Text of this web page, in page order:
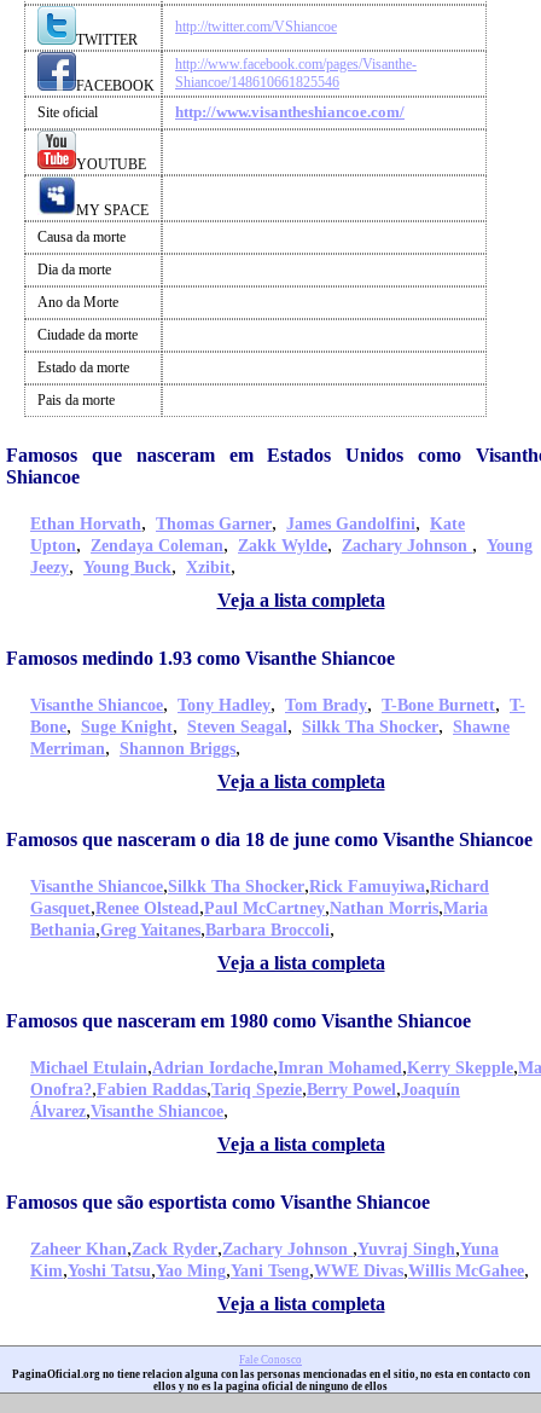
TWITTER
http://twitter.com/VShiancoe
FACEBOOK
http://www.facebook.com/pages/Visanthe-
Shiancoe/148610661825546
Site oficial
http://www.visantheshiancoe.com/
YOUTUBE
MY SPACE
Causa da morte
Dia da morte
Ano da Morte
Ciudade da morte
Estado da morte
Pais da morte
Famosos que nasceram em Estados Unidos como
Shiancoe
Ethan Horvath, Thomas Garner, James Gandolfini, Kate
Upton, Zendaya Coleman, Zakk Wylde, Zachary Johnson , Young
Jeezy, Young Buck, Xzibit,
Veja a lista completa
Famosos medindo 1.93 como Visanthe Shiancoe
Visanthe Shiancoe, Tony Hadley, Tom Brady, T-Bone Burnett, T-
Bone, Suge Knight, Steven Seagal, Silkk Tha Shocker, Shawne
Merriman, Shannon Briggs,
Veja a lista completa
Famosos que nasceram o dia 18 de june como Visanthe Shiancoe
Visanthe Shiancoe,Silkk Tha Shocker,Rick Famuyiwa,Richard
Gasquet,Renee Olstead,Paul McCartney,Nathan Morris,Maria
Bethania,Greg Yaitanes,Barbara Broccoli,
Veja a lista completa
Famosos que nasceram em 1980 como Visanthe Shiancoe
Michael Etulain,Adrian Iordache,Imran Mohamed,Kerry Skepple,
Onofra?,Fabien Raddas,Tariq Spezie,Berry Powel,Joaquín
Álvarez,Visanthe Shiancoe,
Veja a lista completa
Famosos que são esportista como Visanthe Shiancoe
Zaheer Khan,Zack Ryder,Zachary Johnson ,Yuvraj Singh,Yuna
Kim,Yoshi Tatsu,Yao Ming,Yani Tseng,WWE Divas,Willis McGahee,
Veja a lista completa
Fale Conosco
PaginaOficial.org no tiene relacion alguna con las personas mencionadas en el sitio, no esta en contacto con
ellos y no es la pagina oficial de ninguno de ellos